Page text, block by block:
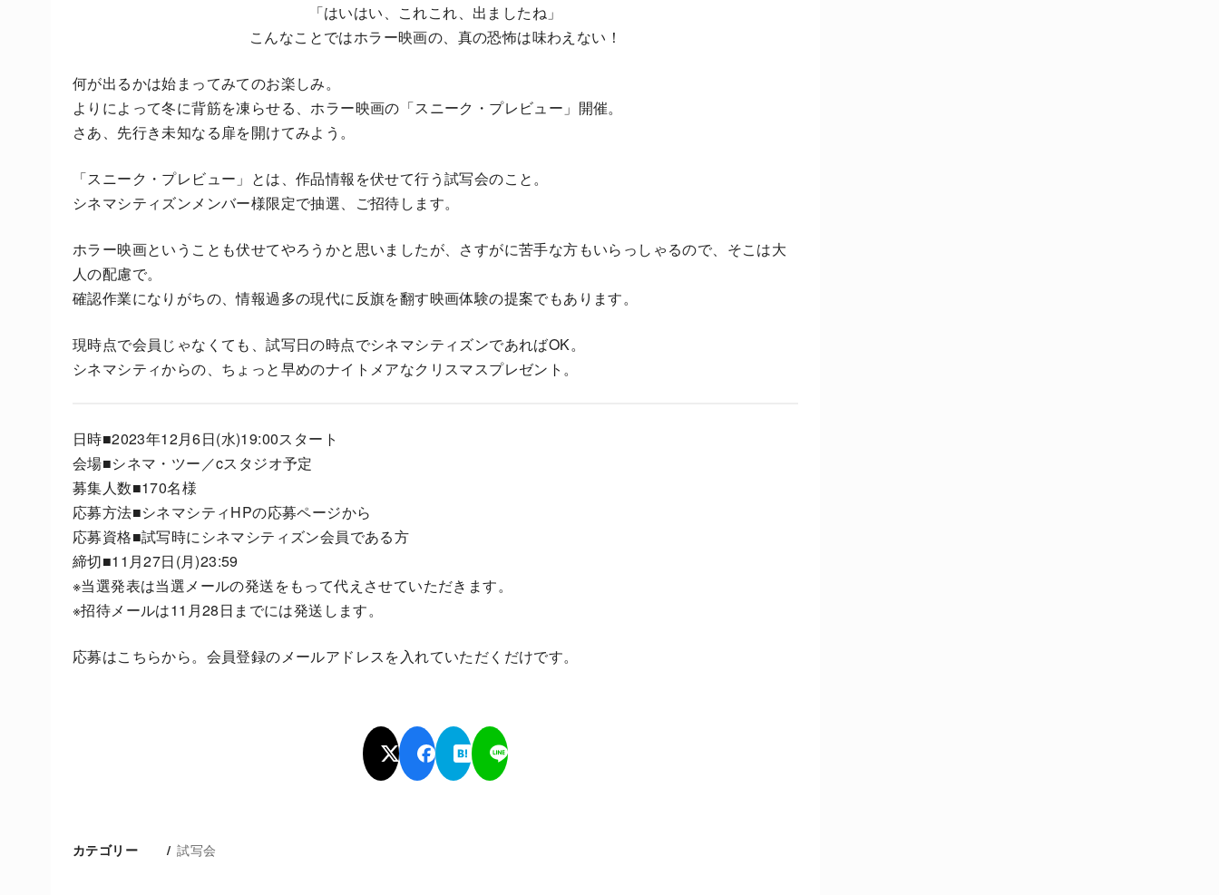
「はいはい、これこれ、出ましたね」
こんなことではホラー映画の、真の恐怖は味わえない！
何が出るかは始まってみてのお楽しみ。
よりによって冬に背筋を凍らせる、ホラー映画の「スニーク・プレビュー」開催。
さあ、先行き未知なる扉を開けてみよう。
「スニーク・プレビュー」とは、作品情報を伏せて行う試写会のこと。
シネマシティズンメンバー様限定で抽選、ご招待します。
ホラー映画ということも伏せてやろうかと思いましたが、さすがに苦手な方もいらっしゃるので、そこは大
人の配慮で。
確認作業になりがちの、情報過多の現代に反旗を翻す映画体験の提案でもあります。
現時点で会員じゃなくても、試写日の時点でシネマシティズンであればOK。
シネマシティからの、ちょっと早めのナイトメアなクリスマスプレゼント。
日時■2023年12月6日(水)19:00スタート
会場■シネマ・ツー／cスタジオ予定
募集人数■170名様
応募方法■シネマシティHPの応募ページから
応募資格■試写時にシネマシティズン会員である方
締切■11月27日(月)23:59
※当選発表は当選メールの発送をもって代えさせていただきます。
※招待メールは11月28日までには発送します。
応募はこちらから。会員登録のメールアドレスを入れていただくだけです。
カテゴリー 試写会